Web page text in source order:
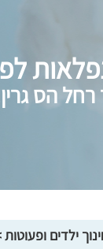
הס
ילדים ופעוטות